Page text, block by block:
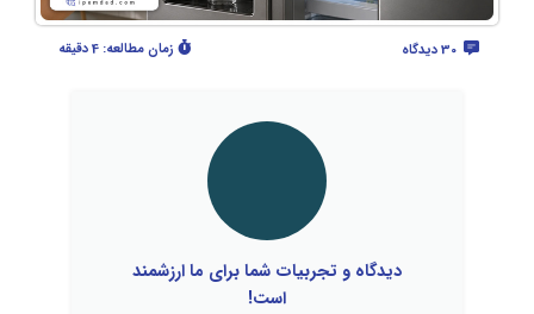
زمان مطالعه: 4 دقیقه
دیدگاه و تجربیات شما برای ما ارزشمند
است!